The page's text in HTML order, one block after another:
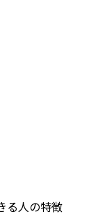
る人の特徴